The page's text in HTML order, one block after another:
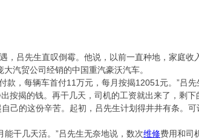
吕先生直叹倒霉。他说，以前一直种地，家庭
汽贸公司经销的中国重汽豪沃汽车。
，每辆车首付11万元，每月按揭12051元。”吕
按揭的钱。再干几天，司机的工资就出来了，剩下
的这份辛苦。起初，吕先生计划得井井有条。可
干几天活。”吕先生无奈地说，数次维修费用和司